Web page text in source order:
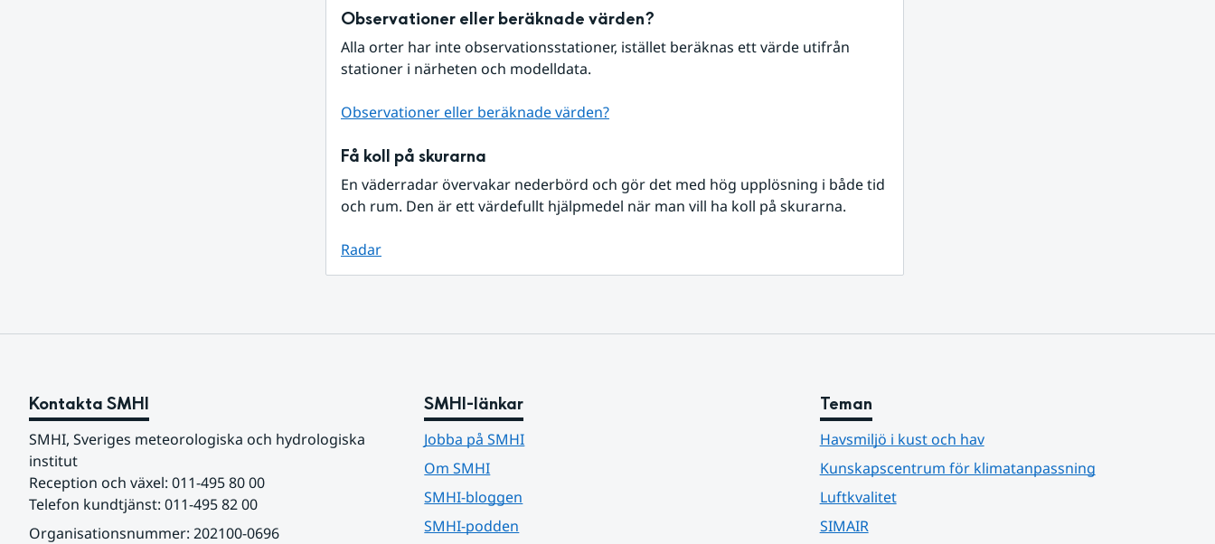
Observationer eller beräknade värden?
Alla orter har inte observationsstationer, istället beräknas ett värde utifrån
stationer i närheten och modelldata.
Observationer eller beräknade värden?
Få koll på skurarna
En väderradar övervakar nederbörd och gör det med hög upplösning i både tid
och rum. Den är ett värdefullt hjälpmedel när man vill ha koll på skurarna.
Radar
Kontakta SMHI
SMHI, Sveriges meteorologiska och hydrologiska
institut
Reception och växel: 011-495 80 00
Telefon kundtjänst: 011-495 82 00
Organisationsnummer: 202100-0696
SMHI-länkar
Jobba på SMHI
Om SMHI
SMHI-bloggen
SMHI-podden
Teman
Havsmiljö i kust och hav
Kunskapscentrum för klimatanpassning
Luftkvalitet
SIMAIR